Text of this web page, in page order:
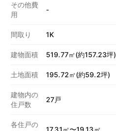
その他費
用
-
間取り 1K
建物面積 519.77㎡(約157.23坪)
土地面積 195.72㎡(約59.2坪)
建物内の
住戸数
27戸
各住戸の
17.31㎡〜19.13㎡